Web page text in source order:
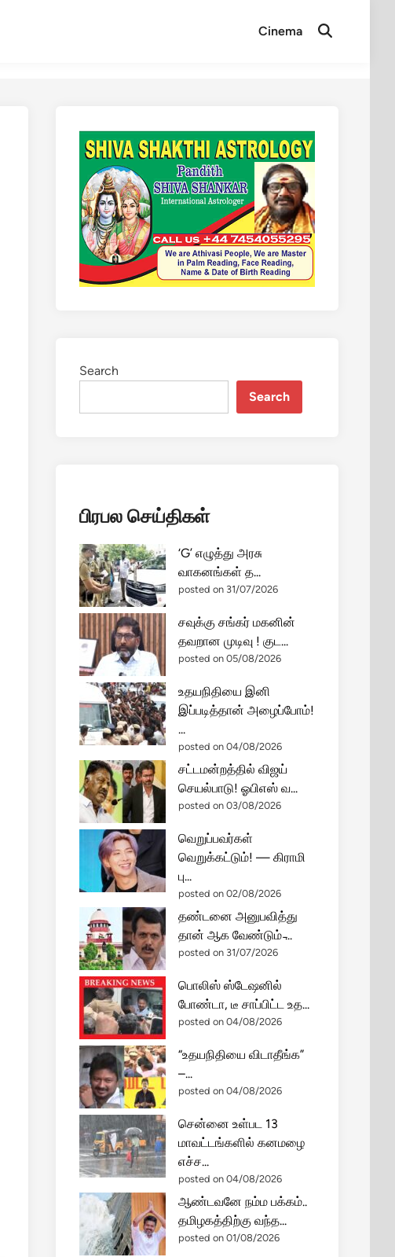
Cinema
Open
Search
Search
பிரபல செய்திகள்
‘G’ எழுத்து அரசு
வாகனங்கள் த...
posted on 31/07/2026
சவுக்கு சங்கர் மகனின்
தவறான முடிவு ! குட...
posted on 05/08/2026
உதயநிதியை இனி
இப்படித்தான் அழைப்போம்!
...
posted on 04/08/2026
சட்டமன்றத்தில் விஜய்
செயல்பாடு! ஓபிஎஸ் வ...
posted on 03/08/2026
வெறுப்பவர்கள்
வெறுக்கட்டும்! — கிராமி
பு...
posted on 02/08/2026
தண்டனை அனுபவித்து
தான் ஆக வேண்டும் ̵...
posted on 31/07/2026
பொலிஸ் ஸ்டேஷனில்
போண்டா, டீ சாப்பிட்ட உத...
posted on 04/08/2026
“உதயநிதியை விடாதீங்க”
–...
posted on 04/08/2026
சென்னை உள்பட 13
மாவட்டங்களில் கனமழை
எச்ச...
posted on 04/08/2026
ஆண்டவனே நம்ம பக்கம்..
தமிழகத்திற்கு வந்த...
posted on 01/08/2026